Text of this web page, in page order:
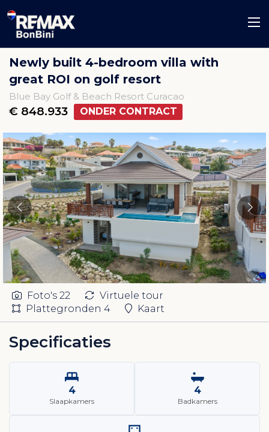
Newly built 4-bedroom villa with
great ROI on golf resort
Blue Bay Golf & Beach Resort Curacao
€ 848.933 ONDER CONTRACT
Foto's 22
Virtuele tour
Plattegronden 4 Kaart
Specificaties
4
Slaapkamers
4
Badkamers